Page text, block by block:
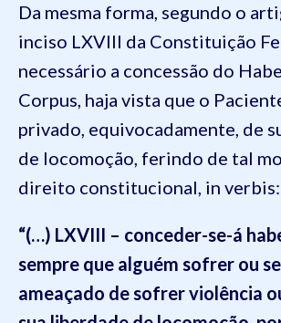
Da mesma forma, segundo o
inciso LXVIII da Constituição
necessário a concessão do
Corpus, haja vista que o
privado, equivocadamente, de
de locomoção, ferindo de tal
direito constitucional, in verbis:
“(…) LXVIII – conceder-se-á
sempre que alguém sofrer ou
ameaçado de sofrer violência